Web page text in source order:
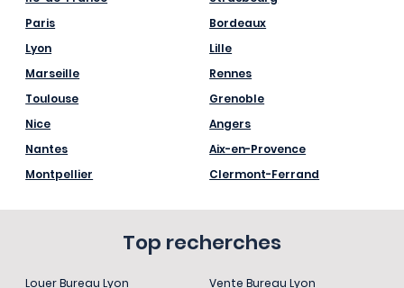
Paris
Lyon
Marseille
Toulouse
Nice
Nantes
Montpellier
Bordeaux
Lille
Rennes
Grenoble
Angers
Aix-en-Provence
Clermont-Ferrand
Top recherches
Louer Bureau Lyon
Vente Bureau Lyon